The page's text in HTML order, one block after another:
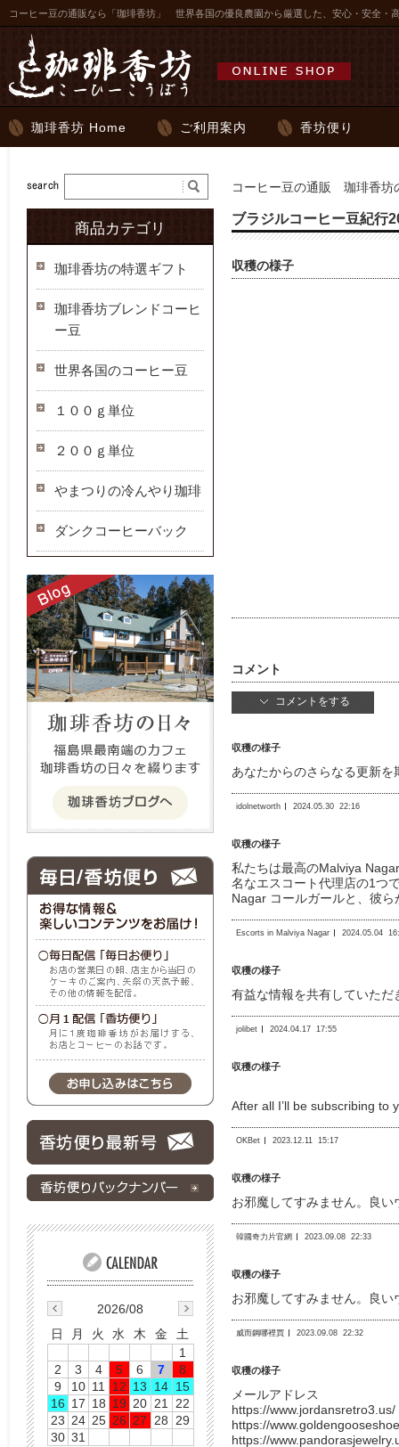
コーヒー豆の通販なら「珈琲香坊」 世界各国の優良農園から厳選した、安心・安全・
珈琲香坊 Home ご利用案内 香坊便り
コーヒー豆の通販 珈琲香坊
ブラジルコーヒー豆紀行
収穫の様子
コメント
コメントをする
収穫の様子
あなたからのさらなる更新
idolnetworth 2024.05.30 22:16
収穫の様子
私たちは最高のMalviya
名なエスコート代理店の1つ
Nagar コールガールと、彼
Escorts in Malviya Nagar 2024.05.04
収穫の様子
有益な情報を共有していた
jolibet 2024.04.17 17:55
収穫の様子
After all I’ll be subscribing to
OKBet 2023.12.11 15:17
収穫の様子
お邪魔してすみません。良
韓國奇力片官網 2023.09.08 22:33
収穫の様子
お邪魔してすみません。良
威而鋼哪裡買 2023.09.08 22:32
収穫の様子
メールアドレス
https://www.jordansretro3.us/
https://
https://
商品カテゴリ
珈琲香坊の特選ギフト
珈琲香坊ブレンドコーヒ
ー豆
世界各国のコーヒー豆
１００ｇ単位
２００ｇ単位
やまつりの冷んやり珈琲
ダンクコーヒーバック
2026/08
日
月 火 水 木 金
土
1
2
3 4 5 6 7
8
9
10 11 12 13 14 15
16 17 18 19 20 21
22
23 24 25 26 27 28
29
30 31